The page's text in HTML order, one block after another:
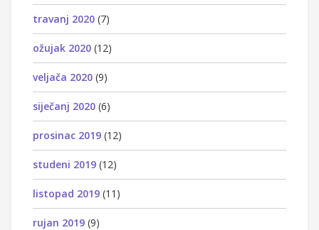
travanj 2020 (7)
ožujak 2020 (12)
veljača 2020 (9)
siječanj 2020 (6)
prosinac 2019 (12)
studeni 2019 (12)
listopad 2019 (11)
rujan 2019 (9)